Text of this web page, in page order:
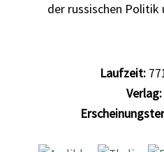
der russischen Politik
Laufzeit:
Verlag: